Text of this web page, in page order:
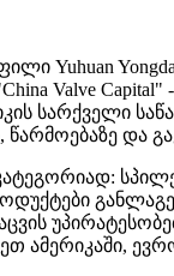
Yuhuan
Valve Capital"
სარქველი
და